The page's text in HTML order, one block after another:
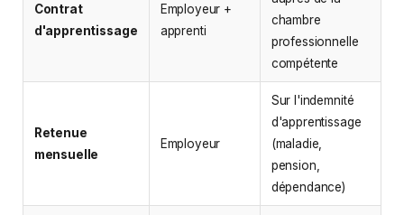
Contrat
d'apprentissage
Employeur +
apprenti
chambre
professionnelle
compétente
Retenue
mensuelle
Employeur
Sur l'indemnité
d'apprentissage
(maladie,
pension,
dépendance)